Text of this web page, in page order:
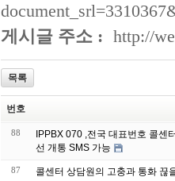
게시글 주소 : http://
목록
번호
88
IPPBX 070 ,전국 대표번호 콜센
선 개통 SMS 가능
87 콜센터 상담원의 고충과 통화 끊